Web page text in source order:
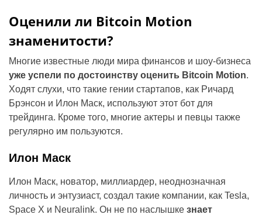
Оценили ли Bitcoin Motion
знаменитости?
Многие известные люди мира финансов и шоу-бизнеса
уже успели по достоинству оценить Bitcoin Motion.
Ходят слухи, что такие гении стартапов, как Ричард
Брэнсон и Илон Маск, используют этот бот для
трейдинга. Кроме того, многие актеры и певцы также
регулярно им пользуются.
Илон Маск
Илон Маск, новатор, миллиардер, неоднозначная
личность и энтузиаст, создал такие компании, как Tesla,
Space X и Neuralink. Он не по наслышке знает